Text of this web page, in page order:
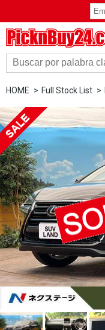
HOME Full Stock List